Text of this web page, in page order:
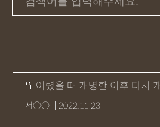
어렸을 때 개명한 이후 다시
서○○ 2022.11.23